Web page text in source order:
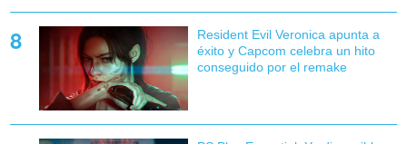
Resident Evil Veronica apunta a
éxito y Capcom celebra un hito
conseguido por el remake